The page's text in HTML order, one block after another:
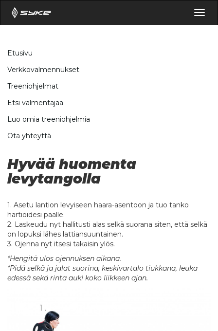
Etusivu
Verkkovalmennukset
Treeniohjelmat
Etsi valmentajaa
Luo omia treeniohjelmia
Ota yhteyttä
Hyvää huomenta
levytangolla
1. Asetu lantion levyiseen haara-asentoon ja tuo tanko
hartioidesi päälle.
2. Laskeudu nyt hallitusti alas selkä suorana siten, että selkä
on lopuksi lähes lattiansuuntainen.
3. Ojenna nyt itsesi takaisin ylös.
*Hengitä ulos ojennuksen aikana.
*Pidä selkä ja jalat suorina, keskivartalo tiukkana, leuka
edessä sekä rinta auki koko liikkeen ajan.